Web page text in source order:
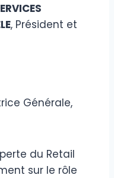
, Président et
Générale,
du Retail
sur le rôle